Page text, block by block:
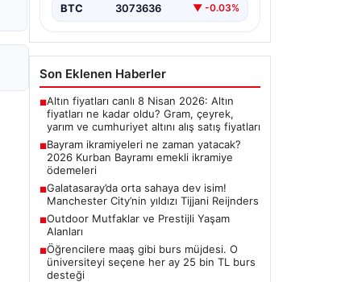
BTC 3073636 ▼ -0.03%
Son Eklenen Haberler
■Altın fiyatları canlı 8 Nisan 2026: Altın
fiyatları ne kadar oldu? Gram, çeyrek,
yarım ve cumhuriyet altını alış satış fiyatları
■Bayram ikramiyeleri ne zaman yatacak?
2026 Kurban Bayramı emekli ikramiye
ödemeleri
■Galatasaray’da orta sahaya dev isim!
Manchester City’nin yıldızı Tijjani Reijnders
■Outdoor Mutfaklar ve Prestijli Yaşam
Alanları
■Öğrencilere maaş gibi burs müjdesi. O
üniversiteyi seçene her ay 25 bin TL burs
desteği